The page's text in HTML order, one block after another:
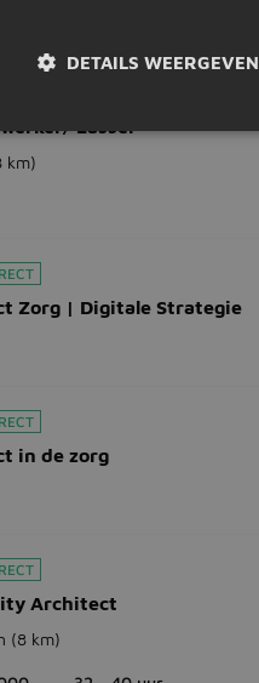
Lasser
km)
Zorg | Digitale Strategie
in de zorg
Architect
(8 km)
DETAILS WEERGEVEN